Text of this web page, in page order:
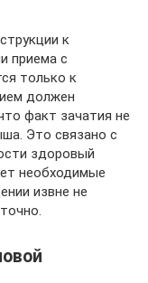
к
приема с
только к
должен
факт зачатия не
Это связано с
здоровый
необходимые
извне не